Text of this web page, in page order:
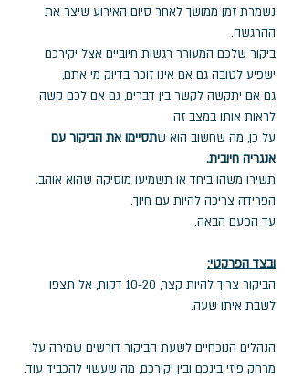
נשמרת זמן ממושך לאחר סיום האירוע שיצר את
ההרגשה.
ביקור שלכם המעורר רגשות חיוביים אצל יקירכם
ישפיע לטובה גם אם אינו זוכר בדיוק מי אתם,
גם אם יתקשה לקשר בין דברים, גם אם לכם קשה
לראות אותו במצב זה.
על כן, מה שחשוב הוא שתסיימו את הביקור עם
אנגריה חיובית.
תשירו משהו ביחד או תשמיעו מוסיקה שהוא אוהב.
הפרידה צריכה להיות עם חיוך.
עד הפעם הבאה.
ובצד הפרקטי:
הביקור צריך להיות קצר, 10-20 דקות, אל תצפו
לשבת איתו שעה.
הנהלים הנוכחיים לשעת הביקור דורשים שמירה על
מרחק פיזי בינכם ובין יקירכם, מה שעשוי להכביד עוד.